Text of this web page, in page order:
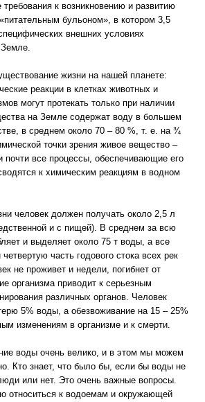
требования к возникновению и развитию
бульоном», в котором 3,5
внешних условиях
жизни на нашей планете:
реакции в клетках животных и
могут протекать только при наличии
на Земле содержат воду в большем
в среднем около 70 – 80 %, т. е. на ¾
точки зрения живое вещество –
почти все процессы, обеспечивающие его
к химическим реакциям в водном
человек должен получать около 2,5 л
и с пищей). В среднем за всю
и выделяет около 75 т воды, а все
часть годового стока всех рек
не проживет и недели, погибнет от
организма приводит к серьезным
различных органов. Человек
5% воды, а обезвоживание на 15 – 25%
изменениям в организме и к смерти.
воды очень велико, и в этом мы можем
Кто знает, что было бы, если бы воды не
или нет. Это очень важные вопросы.
относиться к водоемам и окружающей